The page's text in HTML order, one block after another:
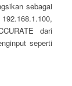
sebagai
dari
seperti